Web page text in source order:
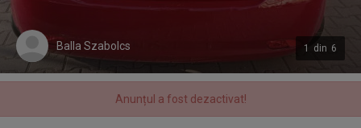
1 din 6
Anunțul a fost dezactivat!
Balla Szabolcs